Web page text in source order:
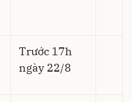
Trước 17h
ngày 22/8